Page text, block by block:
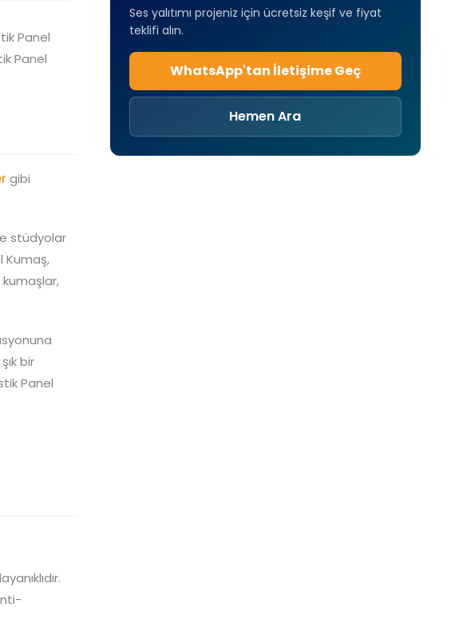
Panel
Panel
gibi
stüdyolar
Kumaş,
bir
Panel
Ses yalıtımı projeniz için ücretsiz keşif ve fiyat
teklifi alın.
WhatsApp'tan İletişime Geç
Hemen Ara